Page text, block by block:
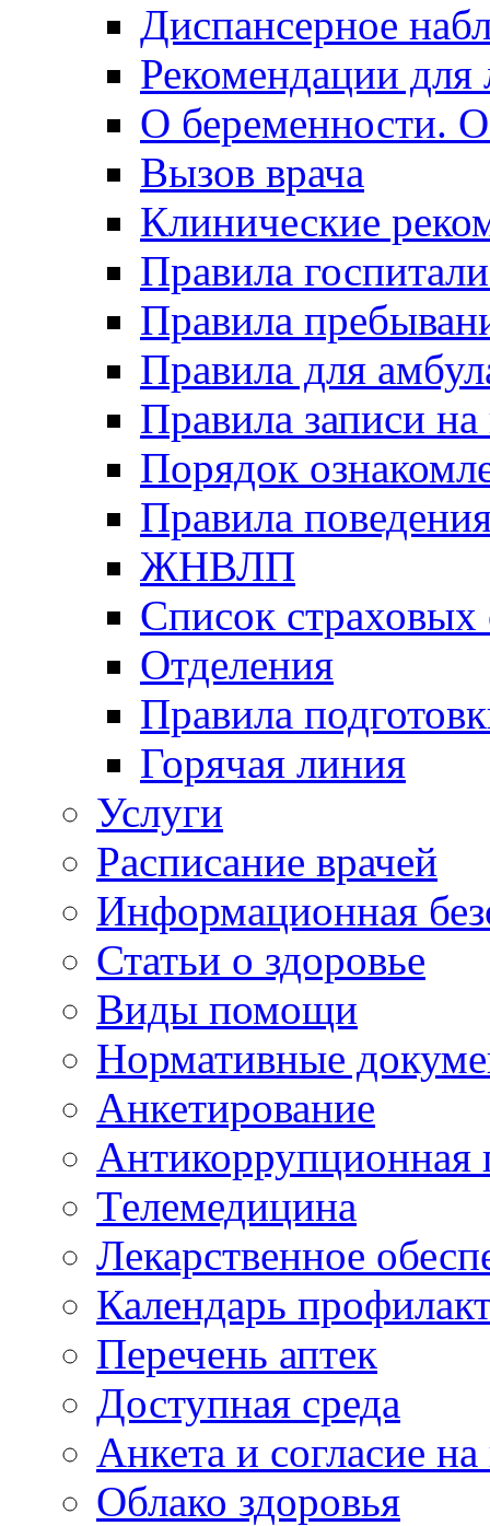
Диспансерное
Рекомендации для
О беременности.
Вызов врача
Клинические
Правила
Правила
Правила для
Правила записи
Порядок
Правила
ЖНВЛП
Список страховых
Отделения
Правила
Горячая линия
Услуги
Расписание врачей
Информационная
Статьи о здоровье
Виды помощи
Нормативные
Анкетирование
Антикоррупционная
Телемедицина
Лекарственное
Календарь
Перечень аптек
Доступная среда
Анкета и согласие
Облако здоровья